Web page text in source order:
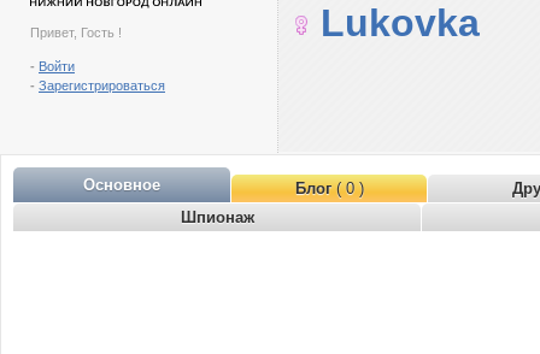
Привет, Гость !
- Войти
- Зарегистрироваться
Lukovka
Основное Блог( 0 )
Шпионаж